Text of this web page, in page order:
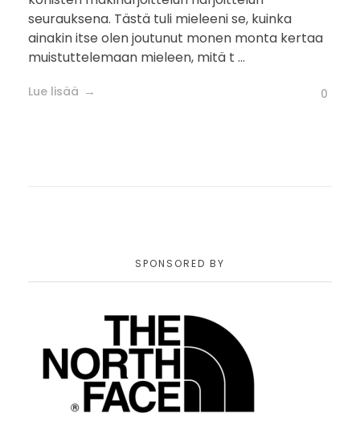
seurauksena. Tästä tuli mieleeni se, kuinka
ainakin itse olen joutunut monen monta kertaa
muistuttelemaan mieleen, mitä t ...
Lue lisää 0
SPONSORED BY